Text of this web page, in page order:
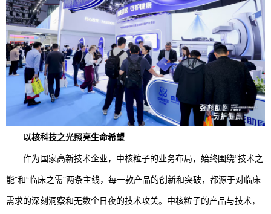
以核科技之光照亮生命希望
作为国家高新技术企业，中核粒子的业务布局，始终围绕“技术之
能”和“临床之需”两条主线，每一款产品的创新和突破，都源于对临床
需求的深刻洞察和无数个日夜的技术攻关。中核粒子的产品与技术，